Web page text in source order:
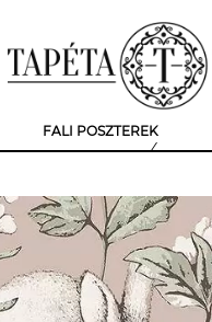
FALI POSZTEREK